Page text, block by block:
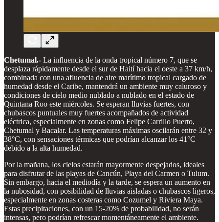
Chetumal.- La influencia de la onda tropical número 7, que se
desplaza rápidamente desde el sur de Haití hacia el oeste a 37 km/h,
combinada con una afluencia de aire marítimo tropical cargado de
humedad desde el Caribe, mantendrá un ambiente muy caluroso y
condiciones de cielo medio nublado a nublado en el estado de
Quintana Roo este miércoles. Se esperan lluvias fuertes, con
chubascos puntuales muy fuertes acompañados de actividad
eléctrica, especialmente en zonas como Felipe Carrillo Puerto,
Chetumal y Bacalar. Las temperaturas máximas oscilarán entre 32 y
38°C, con sensaciones térmicas que podrían alcanzar los 41°C
debido a la alta humedad.
Por la mañana, los cielos estarán mayormente despejados, ideales
para disfrutar de las playas de Cancún, Playa del Carmen o Tulum.
Sin embargo, hacia el mediodía y la tarde, se espera un aumento en
la nubosidad, con posibilidad de lluvias aisladas o chubascos ligeros,
especialmente en zonas costeras como Cozumel y Riviera Maya.
Estas precipitaciones, con un 15-20% de probabilidad, no serán
intensas, pero podrían refrescar momentáneamente el ambiente.